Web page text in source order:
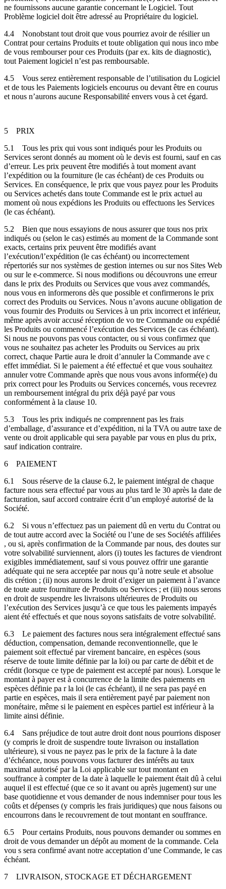
ne fournissons aucune garantie concernant le Logiciel. Tout
Problème logiciel doit être adressé au Propriétaire du logiciel.
4.4
Nonobstant tout droit que vous pourriez avoir de résilier un
Contrat pour certains Produits et toute obligation qui nous inco mbe
de vous rembourser pour ces Produits (par ex. kits de diagnostic),
tout Paiement logiciel n’est pas remboursable.
4.5
Vous serez entièrement responsable de l’utilisation du Logiciel
et de tous les Paiements logiciels encourus ou devant être en courus
et nous n’aurons aucune Responsabilité envers vous à cet égard.
5
PRIX
5.1
Tous les prix qui vous sont indiqués pour les Produits ou
Services seront donnés au moment où le devis est fourni, sauf en cas
d’erreur. Les prix peuvent être modifiés à tout moment avant
l’expédition ou la fourniture (le cas échéant) de ces Produits ou
Services. En conséquence, le prix que vous payez pour les Produits
ou Services achetés dans toute Commande est le prix actuel au
moment où nous expédions les Produits ou effectuons les Services
(le cas échéant).
5.2
Bien que nous essayions de nous assurer que tous nos prix
indiqués ou (selon le cas) estimés au moment de la Commande sont
exacts, certains prix peuvent être modifiés avant
l’exécution/l’expédition (le cas échéant) ou incorrectement
répertoriés sur nos systèmes de gestion internes ou sur nos Sites Web
ou sur le e-commerce. Si nous modifions ou découvrons une erreur
dans le prix des Produits ou Services que vous avez commandés,
nous vous en informerons dès que possible et confirmerons le prix
correct des Produits ou Services. Nous n’avons aucune obligation de
vous fournir des Produits ou Services à un prix incorrect et inférieur,
même après avoir accusé réception de vo tre Commande ou expédié
les Produits ou commencé l’exécution des Services (le cas échéant).
Si nous ne pouvons pas vous contacter, ou si vous confirmez que
vous ne souhaitez pas acheter les Produits ou Services au prix
correct, chaque Partie aura le droit d’annuler la Commande ave c
effet immédiat. Si le paiement a été effectué et que vous souhaitez
annuler votre Commande après que nous vous avons informé(e) du
prix correct pour les Produits ou Services concernés, vous recevrez
un remboursement intégral du prix déjà payé par vous
conformément à la clause 10.
5.3
Tous les prix indiqués ne comprennent pas les frais
d’emballage, d’assurance et d’expédition, ni la TVA ou autre taxe de
vente ou droit applicable qui sera payable par vous en plus du prix,
sauf indication contraire.
6
PAIEMENT
6.1
Sous réserve de la clause 6.2, le paiement intégral de chaque
facture nous sera effectué par vous au plus tard le 30 après la date de
facturation, sauf accord contraire écrit d’un employé autorisé de la
Société.
6.2
Si vous n’effectuez pas un paiement dû en vertu du Contrat ou
de tout autre accord avec la Société ou l’une de ses Sociétés affiliées
, ou si, après confirmation de la Commande par nous, des doutes sur
votre solvabilité surviennent, alors (i) toutes les factures de viendront
exigibles immédiatement, sauf si vous pouvez offrir une garantie
adéquate qui ne sera acceptée par nous qu’à notre seule et absolue
dis crétion ; (ii) nous aurons le droit d’exiger un paiement à l’avance
de toute autre fourniture de Produits ou Services ; et (iii) nous serons
en droit de suspendre les livraisons ultérieures de Produits ou
l’exécution des Services jusqu’à ce que tous les paiements impayés
aient été effectués et que nous soyons satisfaits de votre solvabilité.
6.3
Le paiement des factures nous sera intégralement effectué sans
déduction, compensation, demande reconventionnelle, que le
paiement soit effectué par virement bancaire, en espèces (sous
réserve de toute limite définie par la loi) ou par carte de débit et de
crédit (lorsque ce type de paiement est accepté par nous). Lorsque le
montant à payer est à concurrence de la limite des paiements en
espèces définie pa r la loi (le cas échéant), il ne sera pas payé en
partie en espèces, mais il sera entièrement payé par paiement non
monétaire, même si le paiement en espèces partiel est inférieur à la
limite ainsi définie.
6.4
Sans préjudice de tout autre droit dont nous pourrions disposer
(y compris le droit de suspendre toute livraison ou installation
ultérieure), si vous ne payez pas le prix de la facture à la date
d’échéance, nous pouvons vous facturer des intérêts au taux
maximal autorisé par la Loi applicable sur tout montant en
souffrance à compter de la date à laquelle le paiement était dû à celui
auquel il est effectué (que ce so it avant ou après jugement) sur une
base quotidienne et vous demander de nous indemniser pour tous les
coûts et dépenses (y compris les frais juridiques) que nous faisons ou
encourrons dans le recouvrement de tout montant en souffrance.
6.5
Pour certains Produits, nous pouvons demander ou sommes en
droit de vous demander un dépôt au moment de la commande. Cela
vou s sera confirmé avant notre acceptation d’une Commande, le cas
échéant.
7
LIVRAISON, STOCKAGE ET DÉCHARGEMENT